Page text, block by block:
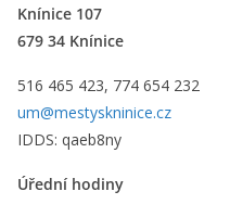
Knínice 107
679 34 Knínice
516 465 423, 774 654 232
um@mestyskninice.cz
IDDS: qaeb8ny
Úřední hodiny